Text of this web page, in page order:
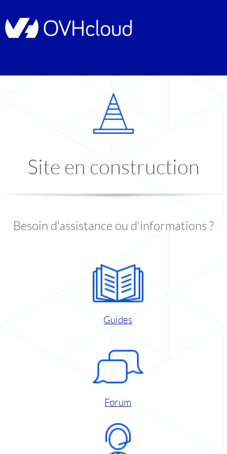
Site en construction
Besoin d'assistance ou d'informations ?
Guides
Forum